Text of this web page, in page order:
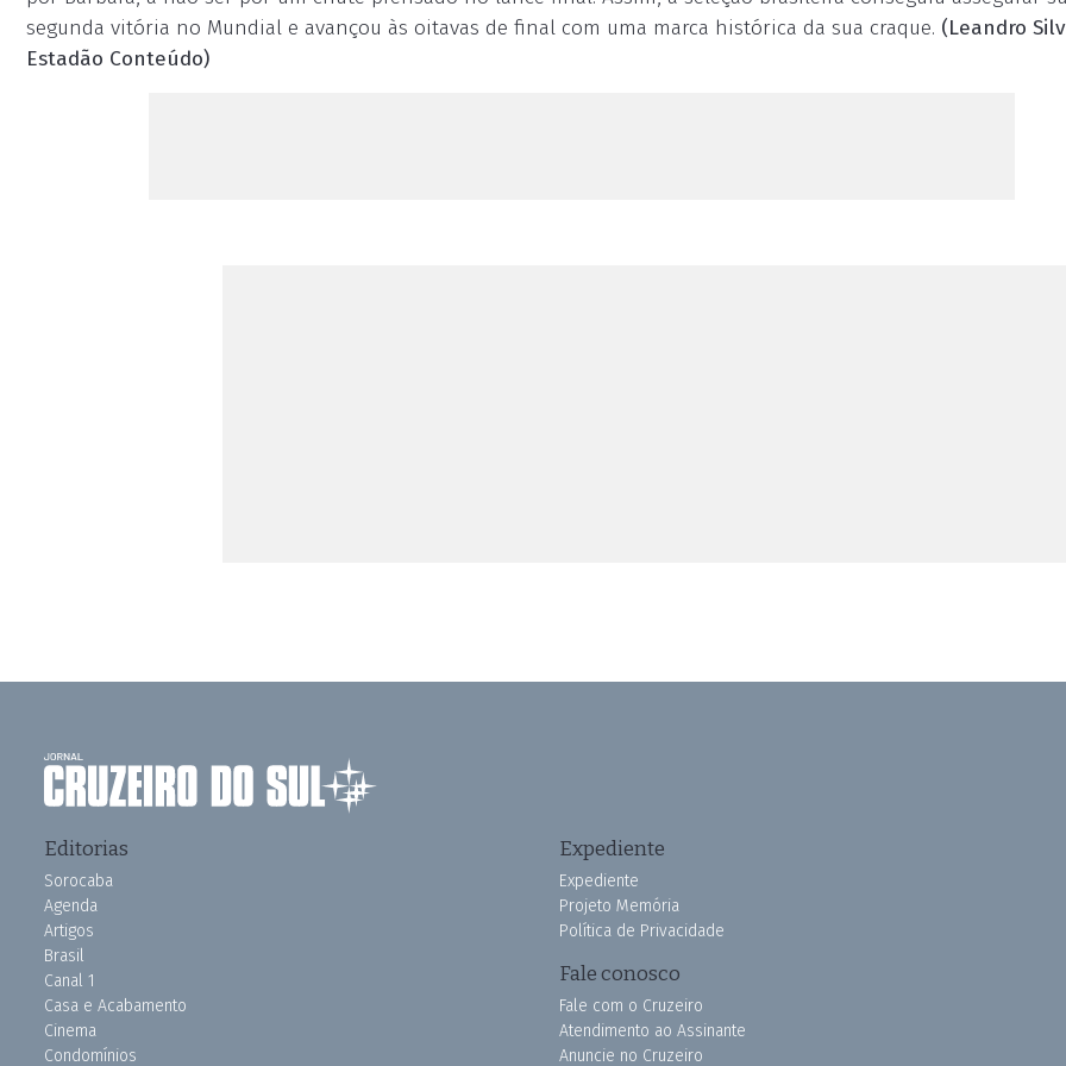
segunda vitória no Mundial e avançou às oitavas de final com uma marca histórica da sua craque. (Leandro
Estadão Conteúdo)
Editorias
Sorocaba
Agenda
Artigos
Brasil
Canal 1
Casa e Acabamento
Cinema
Condomínios
Expediente
Expediente
Projeto Memória
Política de Privacidade
Fale conosco
Fale com o Cruzeiro
Atendimento ao Assinante
Anuncie no Cruzeiro